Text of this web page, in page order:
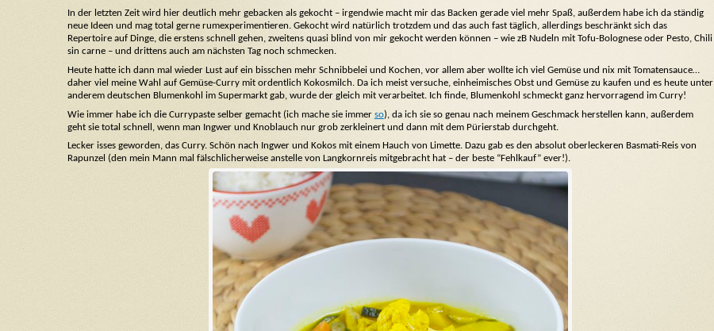
In der letzten Zeit wird hier deutlich mehr gebacken als gekocht – irgendwie macht mir das Backen gerade viel mehr Spaß, außerdem habe ich da ständig
neue Ideen und mag total gerne rumexperimentieren. Gekocht wird natürlich trotzdem und das auch fast täglich, allerdings beschränkt sich das
Repertoire auf Dinge, die erstens schnell gehen, zweitens quasi blind von mir gekocht werden können – wie zB Nudeln mit Tofu-Bolognese oder Pesto, Chili
sin carne – und drittens auch am nächsten Tag noch schmecken.
Heute hatte ich dann mal wieder Lust auf ein bisschen mehr Schnibbelei und Kochen, vor allem aber wollte ich viel Gemüse und nix mit Tomatensauce…
daher viel meine Wahl auf Gemüse-Curry mit ordentlich Kokosmilch. Da ich meist versuche, einheimisches Obst und Gemüse zu kaufen und es heute unter
anderem deutschen Blumenkohl im Supermarkt gab, wurde der gleich mit verarbeitet. Ich finde, Blumenkohl schmeckt ganz hervorragend im Curry!
Wie immer habe ich die Currypaste selber gemacht (ich mache sie immer so), da ich sie so genau nach meinem Geschmack herstellen kann, außerdem
geht sie total schnell, wenn man Ingwer und Knoblauch nur grob zerkleinert und dann mit dem Pürierstab durchgeht.
Lecker isses geworden, das Curry. Schön nach Ingwer und Kokos mit einem Hauch von Limette. Dazu gab es den absolut oberleckeren Basmati-Reis von
Rapunzel (den mein Mann mal fälschlicherweise anstelle von Langkornreis mitgebracht hat – der beste “Fehlkauf” ever!).